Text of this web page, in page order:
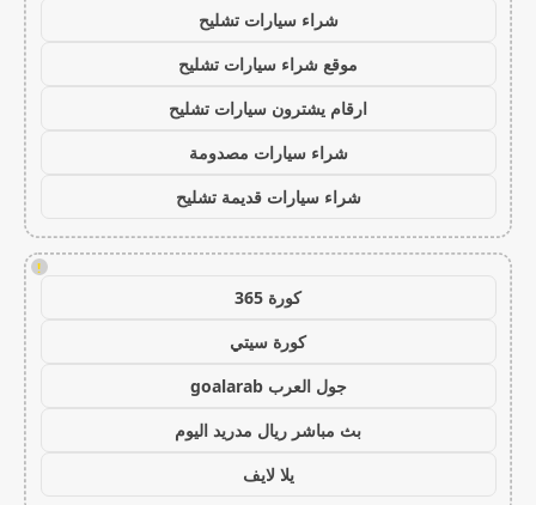
شراء سيارات تشليح
موقع شراء سيارات تشليح
ارقام يشترون سيارات تشليح
شراء سيارات مصدومة
شراء سيارات قديمة تشليح
!
كورة 365
كورة سيتي
جول العرب goalarab
بث مباشر ريال مدريد اليوم
يلا لايف